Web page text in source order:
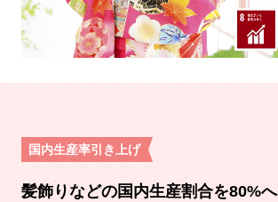
国内生産率引き上げ
髪飾りなどの国内生産割合を80%へ